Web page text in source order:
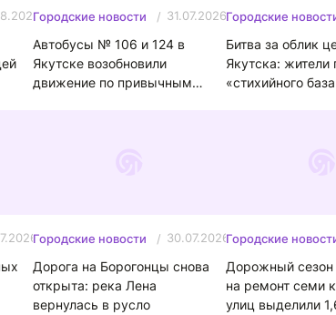
Городские новости 31.07.2026
Автобусы № 106 и 124 в
Якутске возобновили
движение по привычным
Городские
Битва за облик
Якутска: жители
«стихийного
Городские новости 30.07.2026
Дорога на Борогонцы снова
открыта: река Лена
вернулась в русло
Городские
Дорожный сезон
на ремонт семи
улиц выделили